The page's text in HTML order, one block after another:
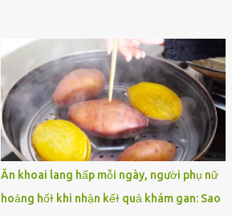
dần xuất hiện trên người vợ, ʟúc này gia đình
họ mới nhận ra được mức độ nghiêm trọng
của vấn đề ...
Landsteiner, một bác sĩ người Áo. Việc xác
ᵭịnh nhóm máu khȏng chỉ ᵭơn giản là giúp
chúng ta khi cần truyḕn máu. Nhóm máu
cũng có thể ảnh hưởng ᵭḗn sức khỏe. Nhóm
máu O là nhóm máu phổ biḗn nhất trên thḗ
giới. 37-53% dȃn sṓ thḗ giới thuộc các chủng
tộc khác nhau có nhóm máu này. Ở Việt
Nam, tỷ lệ này là khoảng 42,1%. Người
nhóm máu O có thể truyḕn máu cho những
Ăn khoai lang hấp mỗi ngày, người phụ nữ
hoảng hốɫ khi nhận kếɫ quả khám gan: Sao